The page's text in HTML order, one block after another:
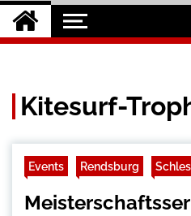
Nord-
Kitesurf-
Events Rendsburg